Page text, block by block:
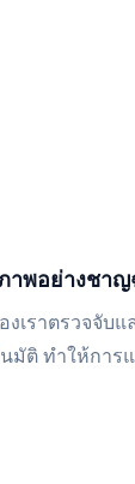
าพอย่างชา
งเราตรวจจับแ
ติ ทำให้การแ